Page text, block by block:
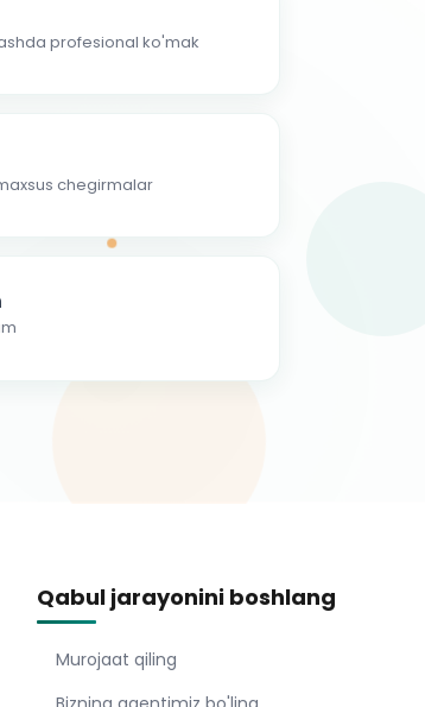
profesional ko'mak
chegirmalar
Qabul jarayonini boshlang
Murojaat qiling